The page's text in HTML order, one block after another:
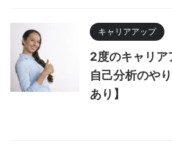
キャリアアップ
2度のキャリア
自己分析のや
あり】